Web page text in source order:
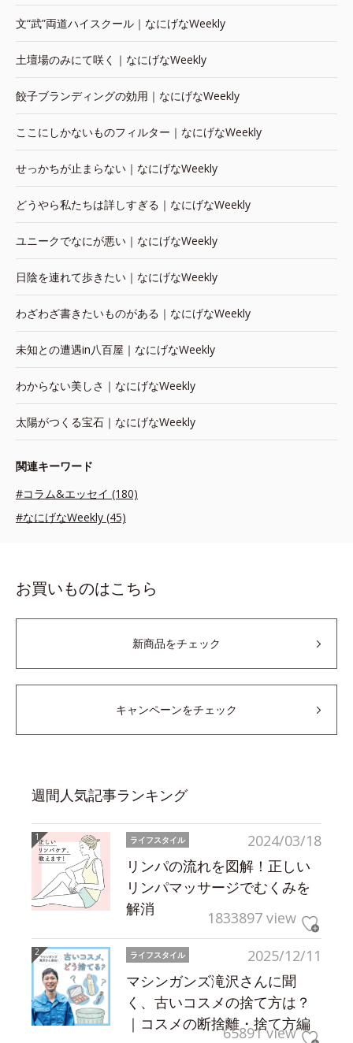
文“武”両道ハイスクール｜なにげなWeekly
土壇場のみにて咲く｜なにげなWeekly
餃子ブランディングの効用｜なにげなWeekly
ここにしかないものフィルター｜なにげなWeekly
せっかちが止まらない｜なにげなWeekly
どうやら私たちは詳しすぎる｜なにげなWeekly
ユニークでなにが悪い｜なにげなWeekly
日陰を連れて歩きたい｜なにげなWeekly
わざわざ書きたいものがある｜なにげなWeekly
未知との遭遇in八百屋｜なにげなWeekly
わからない美しさ｜なにげなWeekly
太陽がつくる宝石｜なにげなWeekly
関連キーワード
#コラム&エッセイ (180)
#なにげなWeekly (45)
お買いものはこちら
新商品をチェック
キャンペーンをチェック
週間人気記事ランキング
2024/03/18
ライフスタイル
リンパの流れを図解！正しい
リンパマッサージでむくみを
解消
1833897 view
2025/12/11
ライフスタイル
マシンガンズ滝沢さんに聞
く、古いコスメの捨て方は？
｜コスメの断捨離・捨て方編
65891 view